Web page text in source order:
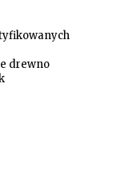
drewno